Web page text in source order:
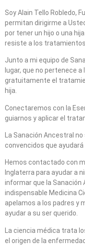
Soy Alain Tello Robledo,
permitan dirigirme a
por tener un hijo o una
resiste a los
Junto a mi equipo de
lugar, que no pertenece
gratuitamente el
hija.
Conectaremos con la
guiarnos y aplicar el
La Sanación Ancestral
convencidos que ayudará
Hemos contactado con
Inglaterra para ayudar a
informar que la
indispensable Medicina
apelamos a los padres y
ayudar a su ser querido.
La ciencia médica trata
el origen de la enfermedad.